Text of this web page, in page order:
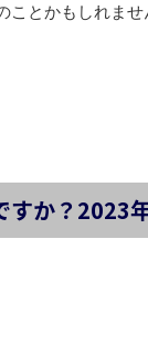
ことかもしれま
すか？2023